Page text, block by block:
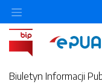
Biuletyn Informacji